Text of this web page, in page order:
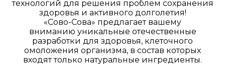
технологий для решения проблем сохранения
здоровья и активного долголетия!
«Сово-Сова» предлагает вашему
вниманию уникальные отечественные
разработки для здоровья, клеточного
омоложения организма, в состав которых
входят только натуральные ингредиенты.